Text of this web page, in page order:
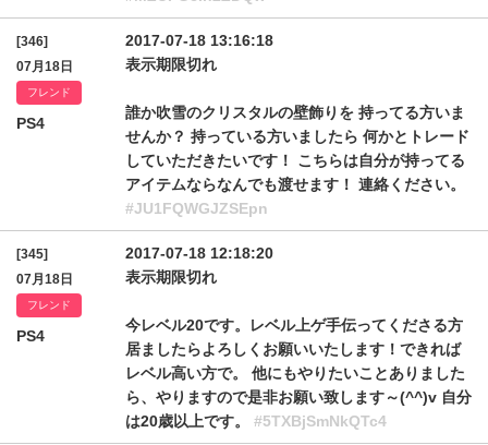
[346]
07月18日
フレンド
PS4
2017-07-18 13:16:18
表示期限切れ
誰か吹雪のクリスタルの壁飾りを 持ってる方いま
せんか？ 持っている方いましたら 何かとトレード
していただきたいです！ こちらは自分が持ってる
アイテムならなんでも渡せます！ 連絡ください。
#JU1FQWGJZSEpn
[345]
07月18日
フレンド
PS4
2017-07-18 12:18:20
表示期限切れ
今レベル20です。レベル上ゲ手伝ってくださる方
居ましたらよろしくお願いいたします！できれば
レベル高い方で。 他にもやりたいことありました
ら、やりますので是非お願い致します～(^^)v 自分
は20歳以上です。 #5TXBjSmNkQTc4